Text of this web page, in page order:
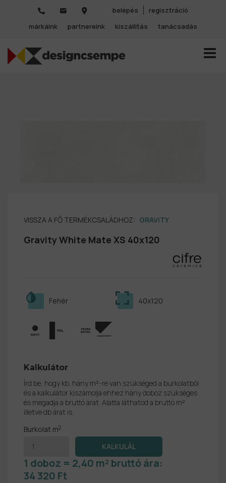
belépés
regisztráció
márkáink
partnereink kiszállítás tanácsadás
VISSZA A FŐ TERMÉKCSALÁDHOZ: GRAVITY
Gravity White Mate XS 40x120
40x120
Fehér
Kalkulátor
Írd be, hogy kb. hány m²-re van szükséged a burkolatból
és a kalkulátor kiszámolja ehhez hány doboz szükséges
és megadja a bruttó árat. Alatta láthatod a bruttó m²
illetve db árat is.
Burkolat m2
1 doboz = 2,40 m² bruttó ára:
34 320 Ft